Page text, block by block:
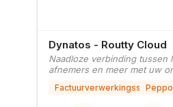
Dynatos - Routty Cloud
Naadloze verbinding tussen
afnemers en meer met uw
Factuurverwerkingssoftware